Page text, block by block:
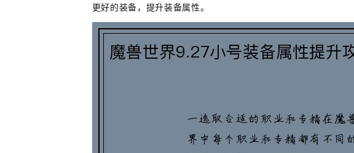
更好的装备，提升装备属性。